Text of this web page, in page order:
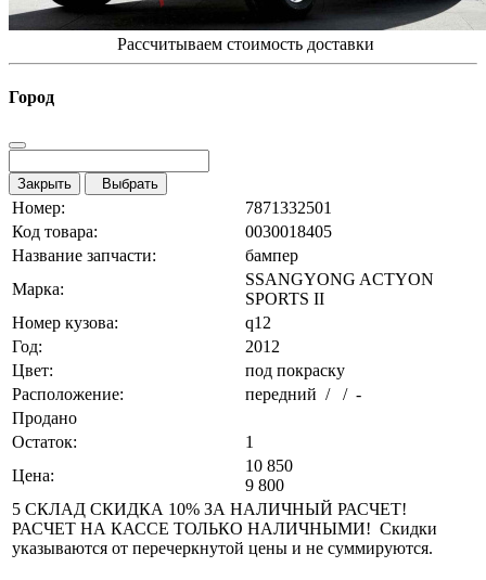
Рассчитываем стоимость доставки
Город
Закрыть Выбрать
Номер:
7871332501
Код товара:
0030018405
Название запчасти:
бампер
Марка:
SSANGYONG ACTYON
SPORTS II
Номер кузова:
q12
Год:
2012
Цвет:
под покраску
Расположение:
передний / / -
Продано
Остаток:
1
Цена:
10 850
9 800
5 СКЛАД СКИДКА 10% ЗА НАЛИЧНЫЙ РАСЧЕТ!
РАСЧЕТ НА КАССЕ ТОЛЬКО НАЛИЧНЫМИ! Скидки
указываются от перечеркнутой цены и не суммируются.